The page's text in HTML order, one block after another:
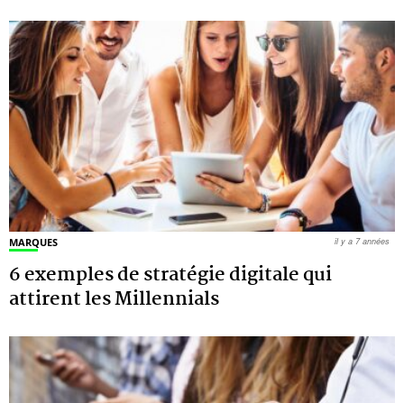
MARQUES
6 exemples de stratégie digitale qui
attirent les Millennials
il y a 7 années